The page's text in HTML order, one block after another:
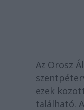
Az Orosz
ezek
található.